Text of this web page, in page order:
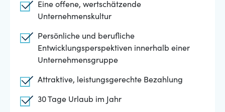
Eine offene, wertschätzende
Unternehmenskultur
Persönliche und berufliche
Entwicklungsperspektiven innerhalb einer
Unternehmensgruppe
Attraktive, leistungsgerechte Bezahlung
30 Tage Urlaub im Jahr